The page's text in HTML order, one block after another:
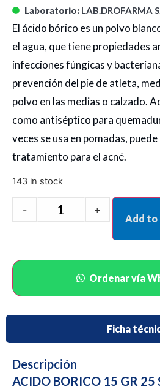
Laboratorio: LAB.DROFARMA
El ácido bórico es un polvo
el agua, que tiene propiedades
infecciones fúngicas y
prevención del pie de atleta,
polvo en las medias o calzado.
como antiséptico para
veces se usa en pomadas,
tratamiento para el acné.
143 in stock
- +
Add to
Ordenar vía
Ficha
Descripción
ACIDO BORICO 15 GR 25